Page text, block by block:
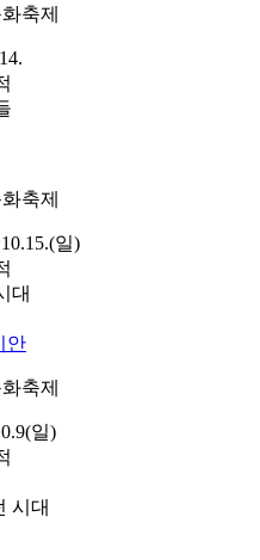
축제
축제
일)
대
축제
일)
시대